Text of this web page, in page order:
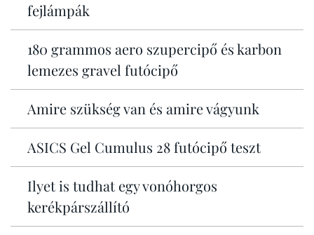
fejlámpák
180 grammos aero szupercipő és karbon
lemezes gravel futócipő
Amire szükség van és amire vágyunk
ASICS Gel Cumulus 28 futócipő teszt
Ilyet is tudhat egy vonóhorgos
kerékpárszállító